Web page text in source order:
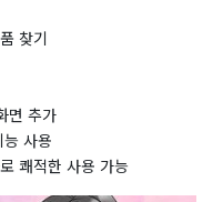
찾기
면 추가
사용
쾌적한 사용 가능